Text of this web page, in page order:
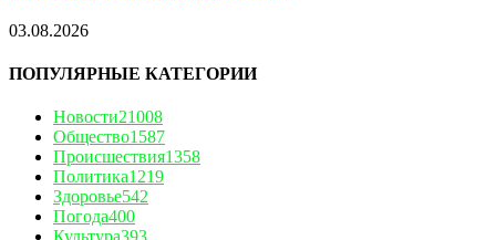
03.08.2026
ПОПУЛЯРНЫЕ КАТЕГОРИИ
Новости21008
Общество1587
Происшествия1358
Политика1219
Здоровье542
Погода400
Культура393